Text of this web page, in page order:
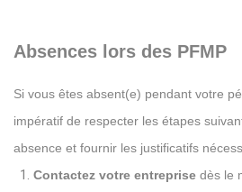
Absences lors des PFMP
Si vous êtes absent(e) pendant votre
impératif de respecter les étapes
absence et fournir les justificatifs
Contactez votre entreprise dès le